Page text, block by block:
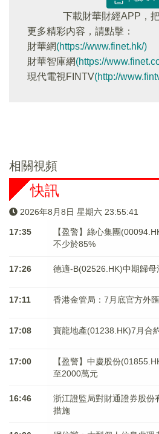
下載財華財經APP，
更多精彩内容，請點擊：
財華網(https://www.finet.hk/)
財華智庫網(https://
現代電視FINTV(http://
相關視頻
快訊
2026年8月8日 星期六 23:55:41
17:35
【盈警】綠心集團
不少於85%
17:26 德適-B(02526.HK)中期歸
17:11 香港金管局：7月底官方外
17:08 寶龍地產(01238.HK)7月合
17:00
【盈警】中慶股份
至2000萬元
16:46
浙江證監局對財通證券股份
措施